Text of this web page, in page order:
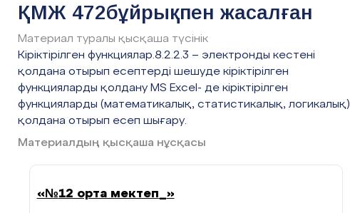
технологияларды қолдана отырып, тапсырмаларды
орындауға белсенді түрде қатысты.
жасандыжәнетабиғи
дыбысты, дыбыссыз
4.Алгоритм орындаушысы дегеніміз –
құрастырылған алгоритмді басқарушы субъект немесе
ҚМЖ 472бұйрықпен жасалған
Материал туралы қысқаша түсінік
Кіріктірілген функциялар.8.2.2.3 – электронды кестені
қолдана отырып есептерді шешуде кіріктірілген
функцияларды қолдану MS Excel- де кіріктірілген
функцияларды (математикалық, статистикалық, логикалық)
қолдана отырып есеп шығару.
Материалдың қысқаша нұсқасы
«№12 орта мектеп »